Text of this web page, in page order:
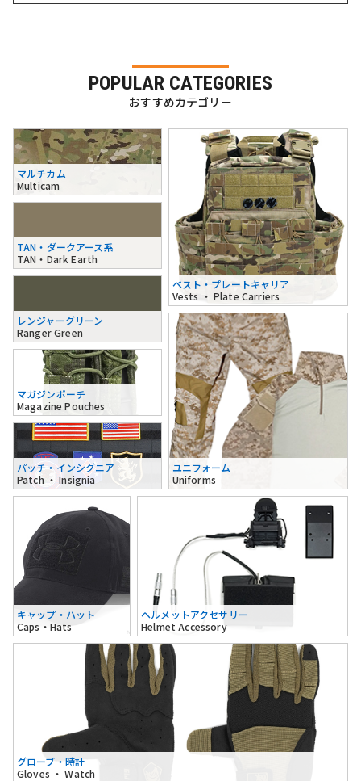
POPULAR CATEGORIES
おすすめカテゴリー
マルチカム
Multicam
TAN・ダークアース系
TAN・Dark Earth
レンジャーグリーン
Ranger Green
ベスト・プレートキャリア
Vests ・ Plate Carriers
マガジンポーチ
Magazine Pouches
パッチ・インシグニア
Patch ・ Insignia
ユニフォーム
Uniforms
キャップ・ハット
Caps・Hats
ヘルメットアクセサリー
Helmet Accessory
グローブ・時計
Gloves ・ Watch